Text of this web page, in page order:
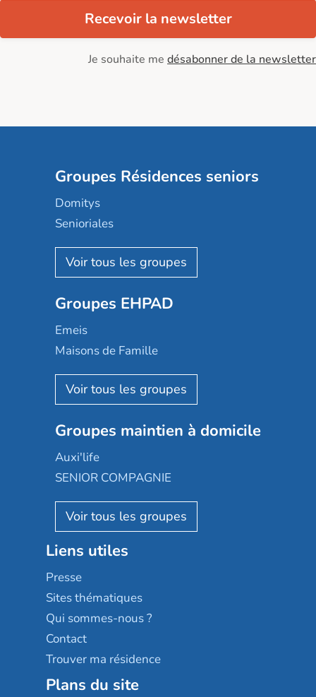
Recevoir la newsletter
Je souhaite me désabonner de la newsletter
Groupes Résidences seniors
Domitys
Senioriales
Nohée
Les Résidentiels
Mobicap
Domusvi
Happy Senior
Aquarelia
Nexity edenea
Les jardins d'Arcadie
Occitalia
Appartseniors
Reseda
Stella management
Les villages d'or
Sérénys
Résidences services Villa Médicis
Groupes EHPAD
Emeis
Maisons de Famille
Korian
Emera
Groupe SOS
Le Noble Âge
Almage
Résidalya
Groupe aplus
Groupes maintien à domicile
Auxi'life
SENIOR COMPAGNIE
AGE D'OR Services
Liens utiles
Presse
Sites thématiques
Qui sommes-nous ?
Contact
Trouver ma résidence
Plans du site